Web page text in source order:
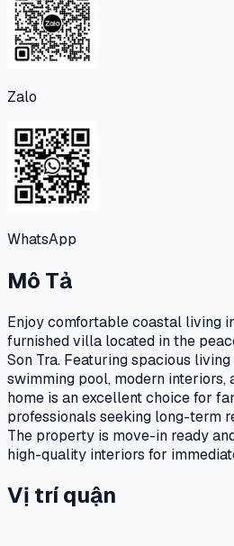
Zalo
WhatsApp
Mô Tả
Enjoy comfortable coastal living
furnished villa located in the
Son Tra. Featuring spacious
swimming pool, modern interiors,
home is an excellent choice for
professionals seeking long-term
The property is move-in ready
high-quality interiors for
Vị trí quận